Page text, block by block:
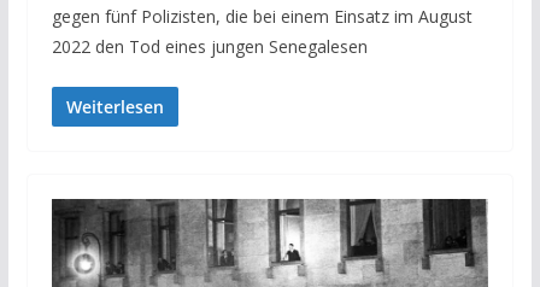
gegen fünf Polizisten, die bei einem Einsatz im August
2022 den Tod eines jungen Senegalesen
Weiterlesen